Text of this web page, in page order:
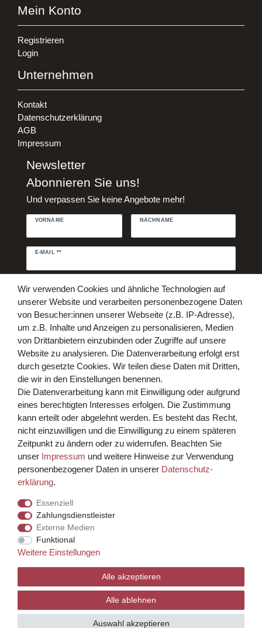
Mein Konto
Registrieren
Login
Unternehmen
Kontakt
Datenschutzerklärung
AGB
Impressum
Newsletter
Abonnieren Sie uns!
Und verpassen Sie keine Angebote mehr!
VORNAME NACHNAME
E-MAIL **
Newsletter
Hiermit bestätige ich, dass ich dieDaten­schutz­erklärung
Abonnieren
** Hierbei handelt es sich um ein Pflichtfeld.
Bezahlen Sie bequem per
Kreditkarte über PayPal Funktion
Wir versenden mit
© Copyright 2026 Weinhaus Blum. Alle Rechte vorbehalten.
Template, CMS & Warenwirtschaft by
Wir verwenden Cookies und ähnliche Technologien auf
unserer Website und verarbeiten personenbezogene Daten
von Besucher:innen unserer Webseite (z.B. IP-Adresse),
um z.B. Inhalte und Anzeigen zu personalisieren, Medien
von Drittanbietern einzubinden oder Zugriffe auf unsere
Website zu analysieren. Die Datenverarbeitung erfolgt erst
durch gesetzte Cookies. Wir teilen diese Daten mit Dritten,
die wir in den Einstellungen benennen.
Die Datenverarbeitung kann mit Einwilligung oder aufgrund
eines berechtigten Interesses erfolgen. Die Zustimmung
kann erteilt oder abgelehnt werden. Es besteht das Recht,
nicht einzuwilligen und die Einwilligung zu einem späteren
Zeitpunkt zu ändern oder zu widerrufen. Beachten Sie
unser Impressum und weitere Hinweise zur Verwendung
personenbezogener Daten in unserer Daten­schutz­
erklärung.
Essenziell
Zahlungsdienstleister
Externe Medien
Funktional
Weitere Einstellungen
Alle akzeptieren
Alle ablehnen
Auswahl akzeptieren